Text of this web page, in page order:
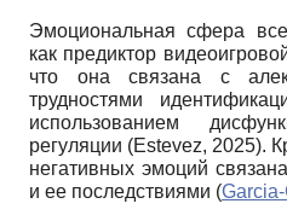
Эмоциональная сфера
как предиктор
что она связана с
трудностями
использованием
регуляции (Estevez, 2025).
негативных эмоций
и ее последствиями (